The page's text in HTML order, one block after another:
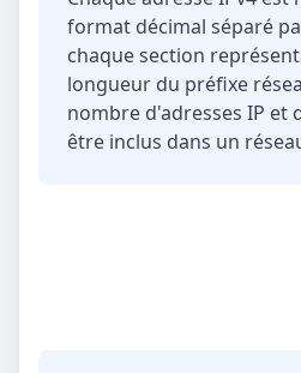
format décimal séparé
chaque section
longueur du préfixe
nombre d'adresses IP et
être inclus dans un